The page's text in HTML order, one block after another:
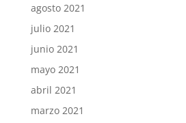
agosto 2021
julio 2021
junio 2021
mayo 2021
abril 2021
marzo 2021